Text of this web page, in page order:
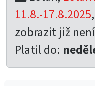
11.8.-17.8.2025
zobrazit již
Platil do: